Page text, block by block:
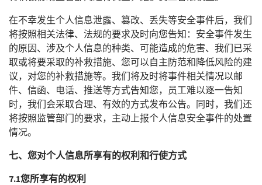
在不幸发生个人信息泄露、篡改、丢失等安全事件后，我们
将按照相关法律、法规的要求及时向您告知：安全事件发生
的原因、涉及个人信息的种类、可能造成的危害、我们已采
取或将要采取的补救措施、您可以自主防范和降低风险的建
议，对您的补救措施等。我们将及时将事件相关情况以邮
件、信函、电话、推送等方式告知您，员工难以逐一告知
时，我们会采取合理、有效的方式发布公告。同时，我们还
将按照监管部门的要求，主动上报个人信息安全事件的处置
情况。
七、您对个人信息所享有的权利和行使方式
7.1您所享有的权利